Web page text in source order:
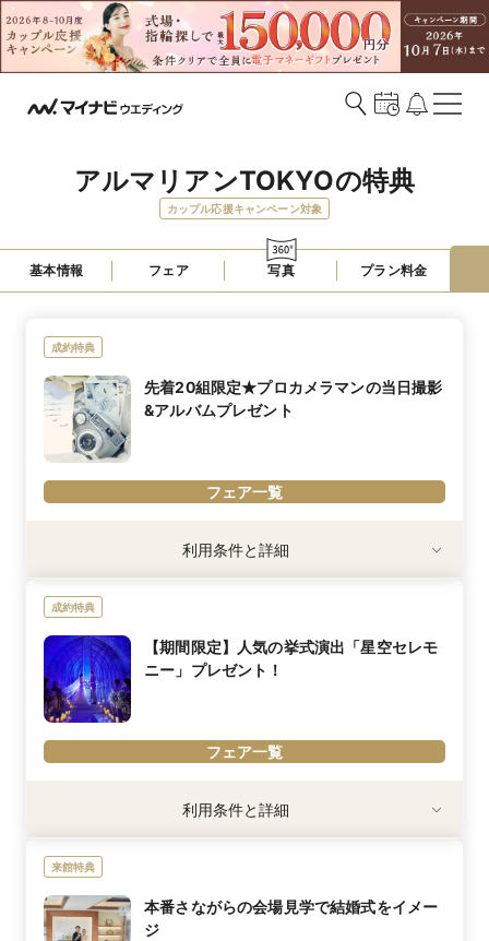
アルマリアンTOKYOの特典
カップル応援キャンペーン対象
基本情報 フェア 写真 プラン料金
成約特典
先着20組限定★プロカメラマンの当日撮影
&アルバムプレゼント
フェア一覧
ます
※30名以上のお申込みに限ります
内容詳細
★ひと月限りのBIGフェア特典★
「結婚式の思い出を記憶だけでなく記憶にもしっかりと残した
い！」
会場内を熟知したアルマリアンTOKYO専属プロカメラマンによる
当日の挙式～披露宴のスナップ撮影を贅沢にプレゼント！
更に！写真データは200カットDVDデータ&アルバム1冊でお渡し☆
先着20組様なので、ご予約はお早めに・・・！！
利用条件と詳細
成約特典
【期間限定】人気の挙式演出「星空セレモ
ニー」プレゼント！
フェア一覧
内容詳細
【SNSでも話題！当館プレ花嫁様からの支持率No.1の挙式演出がお
得に】
利用条件と詳細
来館特典
本番さながらの会場見学で結婚式をイメー
ジ